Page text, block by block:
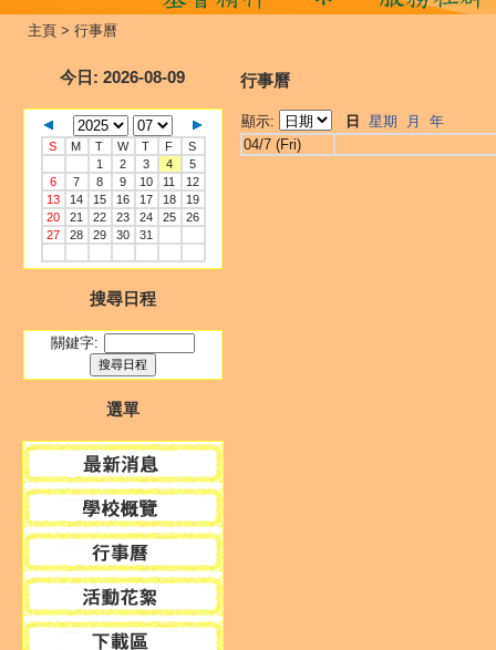
主頁 > 行事曆
今日 : 2026-08-09
S M T W T F
S
1
2 3 4
5
6
7 8 9 10 11
12
13
14 15 16 17 18
19
20
21 22 23 24 25
26
27
28 29 30 31
搜尋日程
關鍵字:
選單
行事曆
顯示: 日 星期 月
年
04/7 (Fri)